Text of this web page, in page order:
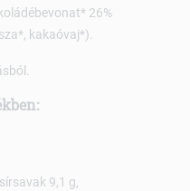
26%
kakaóvaj*).
9,1 g,